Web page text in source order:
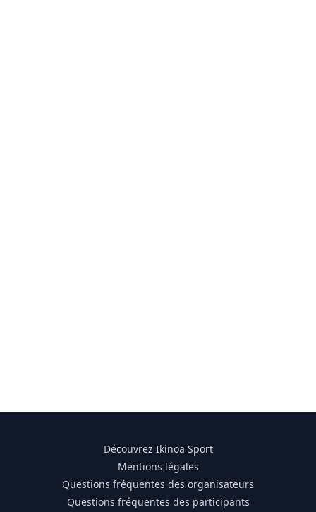
Découvrez Ikinoa Sport
Mentions légales
Questions fréquentes des organisateurs
Questions fréquentes des participants